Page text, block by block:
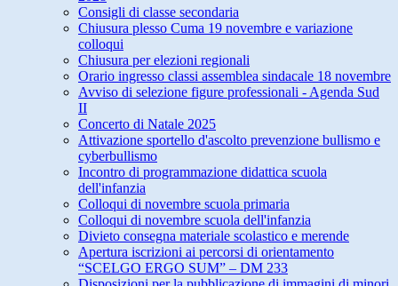
Consigli di classe secondaria
Chiusura plesso Cuma 19 novembre e variazione
colloqui
Chiusura per elezioni regionali
Orario ingresso classi assemblea sindacale 18 novembre
Avviso di selezione figure professionali - Agenda Sud
II
Concerto di Natale 2025
Attivazione sportello d'ascolto prevenzione bullismo e
cyberbullismo
Incontro di programmazione didattica scuola
dell'infanzia
Colloqui di novembre scuola primaria
Colloqui di novembre scuola dell'infanzia
Divieto consegna materiale scolastico e merende
Apertura iscrizioni ai percorsi di orientamento
“SCELGO ERGO SUM” – DM 233